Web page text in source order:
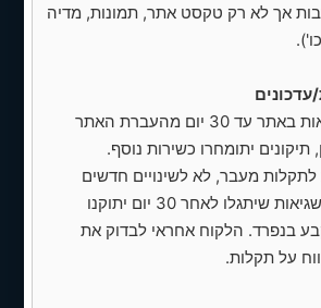
ממומן, הכנסת תוכן
עדכוני תוספים או
נוספים בתוספת
(אם נעשה) מותר
זכויות שימוש נוספות.
אך לא רק טקסט אתר, תמונות, מדיה
ניתן לדווח על שגיאות באתר עד 30 יום מהעברת האתר
יתומחרו כשירות נוסף.
מעבר, לא לשינויים חדשים
בתכולת העבודה. שגיאות שיתגלו לאחר 30 יום יתוקנו
בנפרד. הלקוח אחראי לבדוק את
על תקלות.